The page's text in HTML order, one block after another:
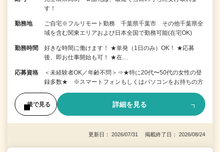
す！
勤務地
ご自宅※フルリモート勤務 千葉県千葉市 その他千葉県全
域を含む関東エリアおよび日本全国で勤務可能(在宅OK)
勤務時間
好きな時間に働けます！ ★単発（1日のみ）OK！ ★応募
後、即お仕事開始も可！ ★在…
応募資格
＜未経験者OK／年齢不問＞⇒★特に20代〜50代の女性の登
録多数★ ※スマートフォンもしくはパソコンをお持ちの方
後で見る 詳細を見る
更新日： 2026/07/31 掲載終了日： 2026/08/24